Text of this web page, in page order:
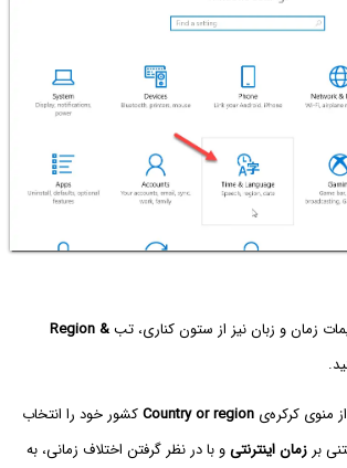
زمان و زبان نیز از ستون کناری، تبRegion &
منوی کرکره‌ی Country or regionکشور خود را انتخاب
بر زمان اینترنتیو با در نظر گرفتن اختلاف زمانی، به